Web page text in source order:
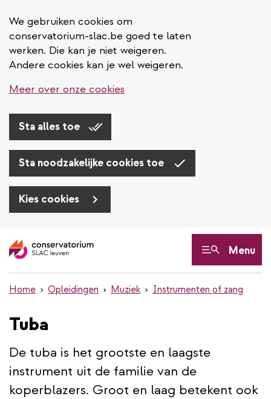
We gebruiken cookies om
conservatorium-slac.be goed te laten
werken. Die kan je niet weigeren.
Andere cookies kan je wel weigeren.
Meer over onze cookies
Sta alles toe
Sta noodzakelijke cookies toe
Kies cookies
en
inhoud
Menu
Home Opleidingen Muziek Instrumenten of zang
Tuba
De tuba is het grootste en laagste
instrument uit de familie van de
koperblazers. Groot en laag betekent ook